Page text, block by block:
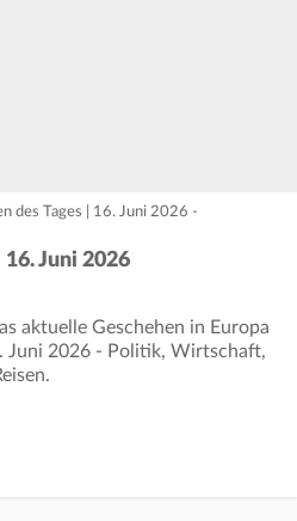
des Tages | 16. Juni 2026 -
16. Juni 2026
aktuelle Geschehen in Europa
Juni 2026 - Politik, Wirtschaft,